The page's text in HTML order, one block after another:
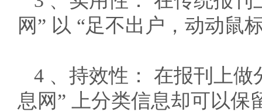
网” 以 “足不出户，动动鼠
4 、持效性： 在报刊上做
息网” 上分类信息却可以